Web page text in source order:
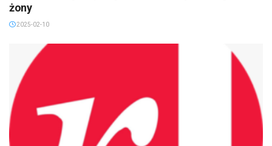
żony
2025-02-10